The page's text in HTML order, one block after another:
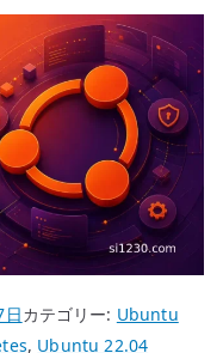
カテゴリー: Ubuntu
, Ubuntu 22.04